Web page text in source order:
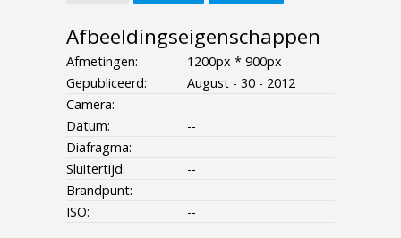
Afbeeldingseigenschappen
Afmetingen:
1200px * 900px
Gepubliceerd:
August - 30 - 2012
Camera:
Datum:
--
Diafragma:
--
Sluitertijd:
--
Brandpunt:
ISO:
--